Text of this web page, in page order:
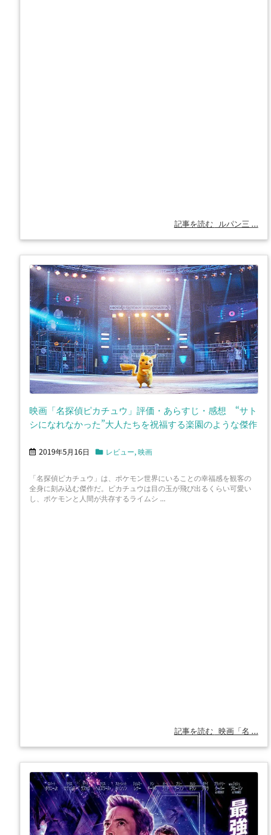
記事を読む ルパン三 ...
映画「名探偵ピカチュウ」評価・あらすじ・感想 “サト
シになれなかった”大人たちを祝福する楽園のような傑作
2019年5月16日 レビュー,映画
「名探偵ピカチュウ」は、ポケモン世界にいることの幸福感を観客の
全身に刻み込む傑作だ。ピカチュウは目の玉が飛び出るくらい可愛い
し、ポケモンと人間が共存するライムシ ...
記事を読む 映画「名 ...